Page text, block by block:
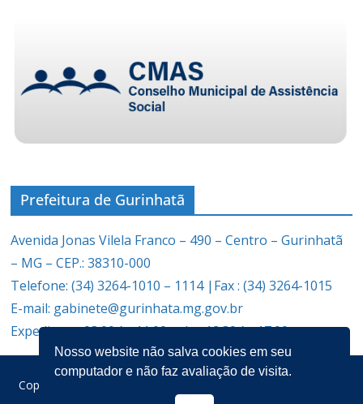
Prefeitura de Gurinhatã
Avenida Jonas Vilela Franco – 490 – Centro – Gurinhatã
– MG – CEP.: 38310-000
Telefone: (34) 3264-1010 – 1114 |Fax : (34) 3264-1015
E-mail: gabinete@gurinhata.mg.gov.br
Expediente: 08:00 às 11:00 e das 12:30 às 17:00
Copyright © 2026
Nosso website não salva cookies em seu
computador e não faz avaliação de visita.